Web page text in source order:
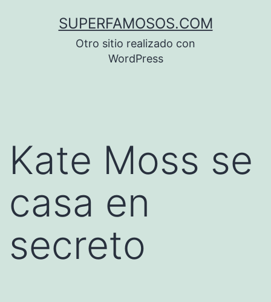
SUPERFAMOSOS.COM
Otro sitio realizado con
WordPress
Kate Moss se
casa en
secreto